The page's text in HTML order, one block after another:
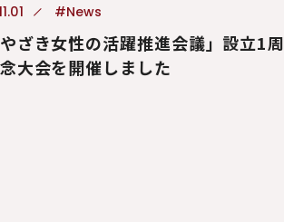
#News
やざき女性の活躍推進会議」設立1周
大会を開催しました